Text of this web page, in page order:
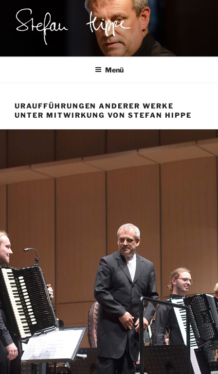
Inhalt
springen
STEFAN HIPPE
Menü
URAUFFÜHRUNGEN ANDERER WERKE
UNTER MITWIRKUNG VON STEFAN HIPPE